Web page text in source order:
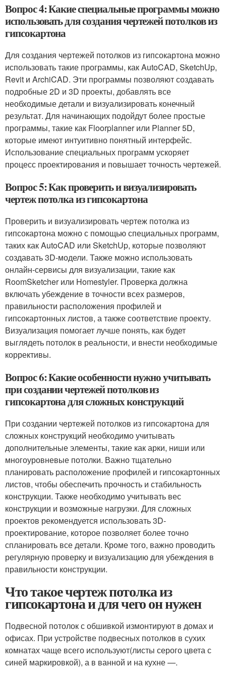
Вопрос 4: Какие специальные программы можно
использовать для создания чертежей потолков из
гипсокартона
Для создания чертежей потолков из гипсокартона можно
использовать такие программы, как AutoCAD, SketchUp,
Revit и ArchiCAD. Эти программы позволяют создавать
подробные 2D и 3D проекты, добавлять все
необходимые детали и визуализировать конечный
результат. Для начинающих подойдут более простые
программы, такие как Floorplanner или Planner 5D,
которые имеют интуитивно понятный интерфейс.
Использование специальных программ ускоряет
процесс проектирования и повышает точность чертежей.
Вопрос 5: Как проверить и визуализировать
чертеж потолка из гипсокартона
Проверить и визуализировать чертеж потолка из
гипсокартона можно с помощью специальных программ,
таких как AutoCAD или SketchUp, которые позволяют
создавать 3D-модели. Также можно использовать
онлайн-сервисы для визуализации, такие как
RoomSketcher или Homestyler. Проверка должна
включать убеждение в точности всех размеров,
правильности расположения профилей и
гипсокартонных листов, а также соответствие проекту.
Визуализация помогает лучше понять, как будет
выглядеть потолок в реальности, и внести необходимые
коррективы.
Вопрос 6: Какие особенности нужно учитывать
при создании чертежей потолков из
гипсокартона для сложных конструкций
При создании чертежей потолков из гипсокартона для
сложных конструкций необходимо учитывать
дополнительные элементы, такие как арки, ниши или
многоуровневые потолки. Важно тщательно
планировать расположение профилей и гипсокартонных
листов, чтобы обеспечить прочность и стабильность
конструкции. Также необходимо учитывать вес
конструкции и возможные нагрузки. Для сложных
проектов рекомендуется использовать 3D-
проектирование, которое позволяет более точно
спланировать все детали. Кроме того, важно проводить
регулярную проверку и визуализацию для убеждения в
правильности конструкции.
Что такое чертеж потолка из
гипсокартона и для чего он нужен
Подвесной потолок с обшивкой измонтируют в домах и
офисах. При устройстве подвесных потолков в сухих
комнатах чаще всего используют(листы серого цвета с
синей маркировкой), а в ванной и на кухне —.